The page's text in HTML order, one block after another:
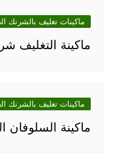
ماكينات تغليف بالشرنك
ماكينة التغليف
ماكينات تغليف بالشرنك
ماكينة السلوفان